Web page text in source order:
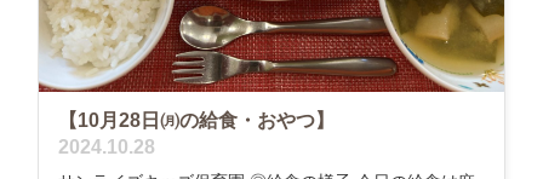
【10月28日㈪の給食・おやつ】
2024.10.28